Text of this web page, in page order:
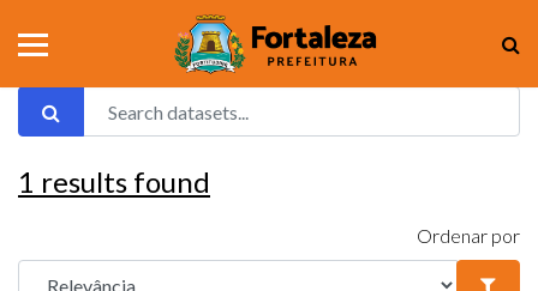
1 results found
Ordenar por